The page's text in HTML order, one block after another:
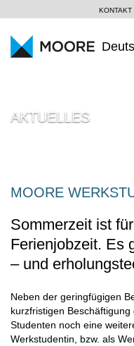
KONTAKT
Ein Kurzportrait
WAS KÖNNEN WIR
Branchen
Spezialkenntnisse
AKTUELLES
KOMPETENZZENTREN
KARRIERE
AKTUELLES
MOORE
Sommerzeit ist
Ferienjobzeit. Es
– und
Neben der geringfügigen
kurzfristigen
Studenten noch eine
Werkstudentin, bzw. als